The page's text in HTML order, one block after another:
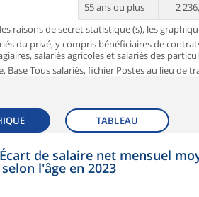
55 ans ou plus
2
raisons de secret statistique (s), les
du privé, y compris bénéficiaires de
salariés agricoles et salariés des
Base Tous salariés, fichier Postes au lieu de
TABLEAU
de salaire net mensuel
l'âge en 2023